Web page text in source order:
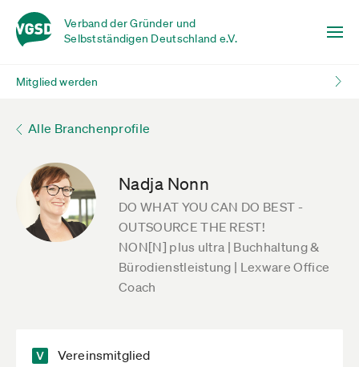
Verband der Gründer und
Selbstständigen Deutschland e.V.
Mitglied werden
Alle Branchenprofile
Nadja Nonn
DO WHAT YOU CAN DO BEST -
OUTSOURCE THE REST!
NON[N] plus ultra | Buchhaltung &
Bürodienstleistung | Lexware Office
Coach
Vereinsmitglied